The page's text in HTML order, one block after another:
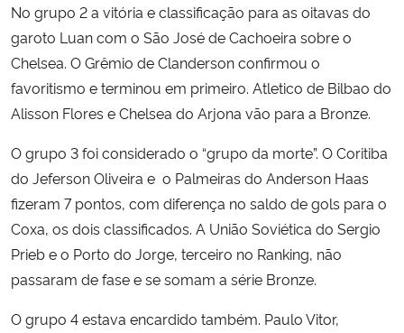
No grupo 2 a vitória e classificação para as oitavas do
garoto Luan com o São José de Cachoeira sobre o
Chelsea. O Grêmio de Clanderson confirmou o
favoritismo e terminou em primeiro. Atletico de Bilbao do
Alisson Flores e Chelsea do Arjona vão para a Bronze.
O grupo 3 foi considerado o “grupo da morte”. O Coritiba
do Jeferson Oliveira e o Palmeiras do Anderson Haas
fizeram 7 pontos, com diferença no saldo de gols para o
Coxa, os dois classificados. A União Soviética do Sergio
Prieb e o Porto do Jorge, terceiro no Ranking, não
passaram de fase e se somam a série Bronze.
O grupo 4 estava encardido também. Paulo Vitor,